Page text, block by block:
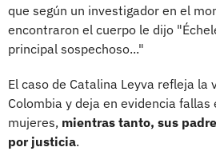
que según un investigador en el
encontraron el cuerpo le dijo
principal sospechoso..."
El caso de Catalina Leyva refleja la
Colombia y deja en evidencia
mujeres, mientras tanto, sus
por justicia.